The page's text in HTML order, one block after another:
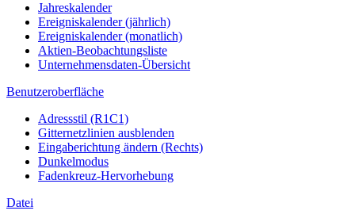
Jahreskalender
Ereigniskalender (jährlich)
Ereigniskalender (monatlich)
Aktien-Beobachtungsliste
Unternehmensdaten-Übersicht
Benutzeroberfläche
Adressstil (R1C1)
Gitternetzlinien ausblenden
Eingaberichtung ändern (Rechts)
Dunkelmodus
Fadenkreuz-Hervorhebung
Datei